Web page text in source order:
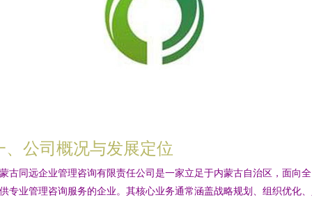
、公司概况与发展定位
古同远企业管理咨询有限责任公司是一家立足于内蒙古自治区，面向
专业管理咨询服务的企业。其核心业务通常涵盖战略规划、组织优化